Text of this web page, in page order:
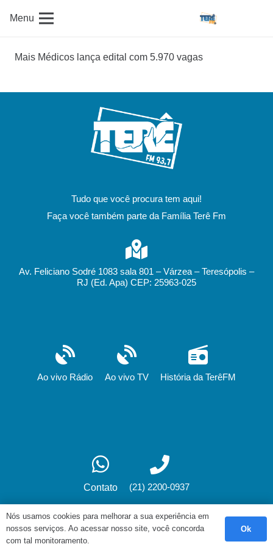
Menu
Mais Médicos lança edital com 5.970 vagas
Tudo que você procura tem aqui!
Faça você também parte da Família Terê Fm
Av. Feliciano Sodré 1083 sala 801 – Várzea – Teresópolis –
RJ (Ed. Apa) CEP: 25963-025
Ao vivo Rádio Ao vivo TV História da TerêFM
Contato (21) 2200-0937
Desenvolvimento: fox.art.br
Nós usamos cookies para melhorar a sua experiência em
nossos serviços. Ao acessar nosso site, você concorda
com tal monitoramento.
Ok